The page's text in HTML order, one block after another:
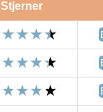
Stjerner